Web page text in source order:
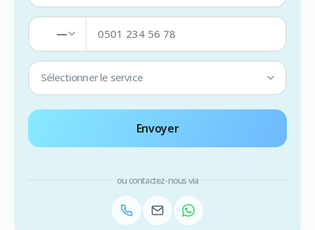
—
Sélectionner le service
Envoyer
ou contactez-nous via